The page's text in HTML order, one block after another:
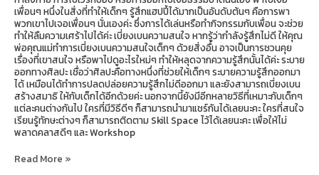
เพื่อนๆ หนึ่งในสิ่งที่ทำให้เด็กๆ รู้สึกแฮปปี้ได้มากเป็นอันดับต้นๆ คือการพา
พวกเขาไปเจอเพื่อนๆ นั่นเองค่ะ ซึ่งการได้เล่นหรือทำกิจกรรมกับเพื่อน จะช่วย
ทำให้ลืมความเศร้าไปได้ค่ะ เบี่ยงเบนความสนใจ หากรู้ว่ากำลังรู้สึกไม่ดี ให้คุณ
พ่อคุณแม่ทำการเบี่ยงเบนความสนใจเด็กๆ ด้วยสิ่งอื่น อาจเป็นการชวนคุย
เรื่องที่เขาสนใจ หรือพาไปดูอะไรใหม่ๆ ทำให้หลุดจากความรู้สึกนั้นได้ค่ะ ระบาย
ออกทางศิลปะ เชื่อว่าศิลปะคือทางหนึ่งที่ช่วยให้เด็กๆ ระบายความรู้สึกออกมา
ได้ เหมือนได้ทำการปลดปล่อยความรู้สึกไม่ดีออกมา และยังสามารถเบี่ยงเบน
สร้างสมาธิ ให้กับเด็กได้อีกด้วยค่ะ นอกจากนี้ยังมีอีกหลายวิธีที่เหมาะกับเด็กๆ
แต่ละคนต่างกันไป ใครที่มีวิธีดีๆ ก็สามารถนำมาแชร์กันได้เลยนะคะ ใครที่สนใจ
เรียนรู้ทักษะต่างๆ ก็สามารถติดตาม Skill Space ไว้ได้เลยนะคะ เพื่อให้ไม่
พลาดคลาสดีๆ และ Workshop
Read More »